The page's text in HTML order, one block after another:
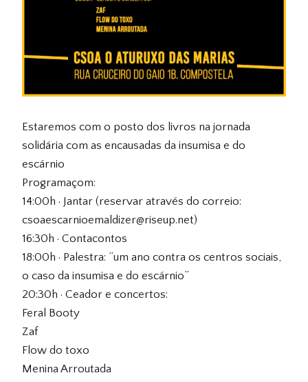
Estaremos com o posto dos livros na jornada
solidária com as encausadas da insumisa e do
escárnio
Programaçom:
14:00h · Jantar (reservar através do correio:
csoaescarnioemaldizer@riseup.net)
16:30h · Contacontos
18:00h · Palestra: ”um ano contra os centros sociais,
o caso da insumisa e do escárnio”
20:30h · Ceador e concertos:
Feral Booty
Zaf
Flow do toxo
Menina Arroutada